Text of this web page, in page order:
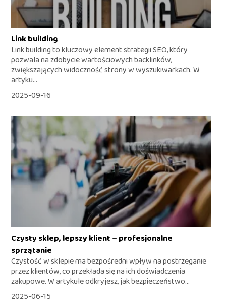
Link building
Link building to kluczowy element strategii SEO, który
pozwala na zdobycie wartościowych backlinków,
zwiększających widoczność strony w wyszukiwarkach. W
artyku...
2025-09-16
Czysty sklep, lepszy klient – profesjonalne
sprzątanie
Czystość w sklepie ma bezpośredni wpływ na postrzeganie
przez klientów, co przekłada się na ich doświadczenia
zakupowe. W artykule odkryjesz, jak bezpieczeństwo...
2025-06-15